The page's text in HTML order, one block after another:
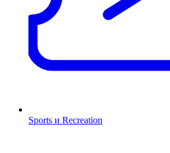
Sports и Recreation